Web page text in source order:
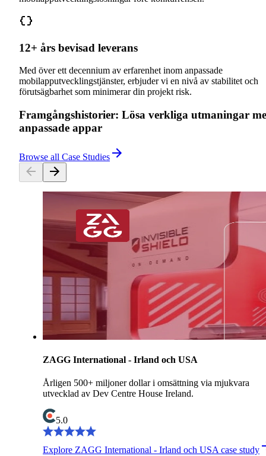
12+ års bevisad leverans
Med över ett decennium av erfarenhet inom anpassade
mobilapputvecklingstjänster, erbjuder vi en nivå av stabilitet och
förutsägbarhet som minimerar din projekt risk.
Framgångshistorier: Lösa verkliga utmaningar
anpassade appar
Browse all Case Studies
ZAGG International - Irland och USA
Årligen 500+ miljoner dollar i omsättning via mjukvara
utvecklad av Dev Centre House Ireland.
5.0
Explore ZAGG International - Irland och USA case study